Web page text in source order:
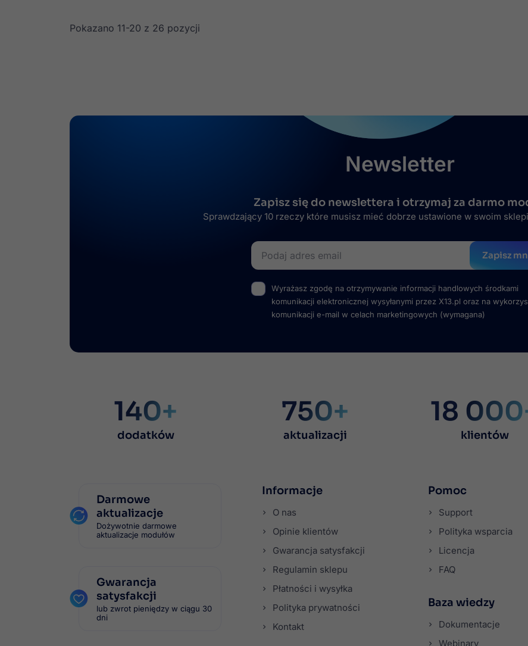
Pokazano 11-20 z 26 pozycji
Newsletter
Zapisz się do newslettera i otrzymaj za darmo
Sprawdzający 10 rzeczy które musisz mieć dobrze ustawione w swoim
Zapisz
Wyrażasz zgodę na otrzymywanie informacji handlowych środkami
komunikacji elektronicznej wysyłanymi przez X13.pl oraz na
komunikacji e-mail w celach marketingowych (wymagana)
140+
dodatków
750+
aktualizacji
18
klientów
Darmowe
aktualizacje
Dożywotnie darmowe
aktualizacje modułów
Gwarancja
satysfakcji
lub zwrot pieniędzy w ciągu 30
dni
Informacje
O nas
Opinie klientów
Gwarancja satysfakcji
Regulamin sklepu
Płatności i wysyłka
Polityka prywatności
Kontakt
Pomoc
Support
Polityka wsparcia
Licencja
FAQ
Baza wiedzy
Dokumentacje
Webinary